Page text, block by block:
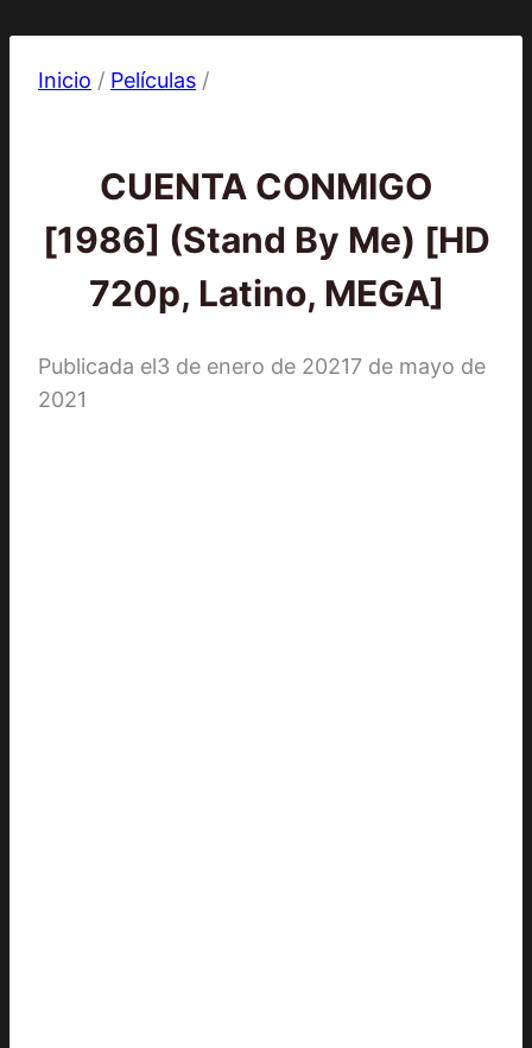
Inicio / Películas /
CUENTA CONMIGO
[1986] (Stand By Me) [HD
720p, Latino, MEGA]
Publicada el3 de enero de 20217 de mayo de
2021